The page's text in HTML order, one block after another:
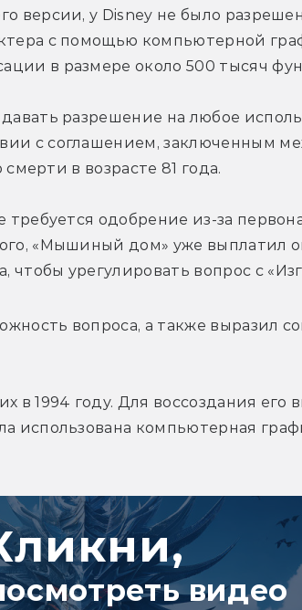
версии, у Disney не было
с помощью компьютерной
в размере около 500 тысяч
разрешение на любое
с соглашением, заключенным
смерти в возрасте 81 года.
требуется одобрение из-за
«Мышиный дом» уже выплатил
урегулировать вопрос с
вопроса, а также выразил
в 1994 году. Для воссоздания его
использована компьютерная
видео